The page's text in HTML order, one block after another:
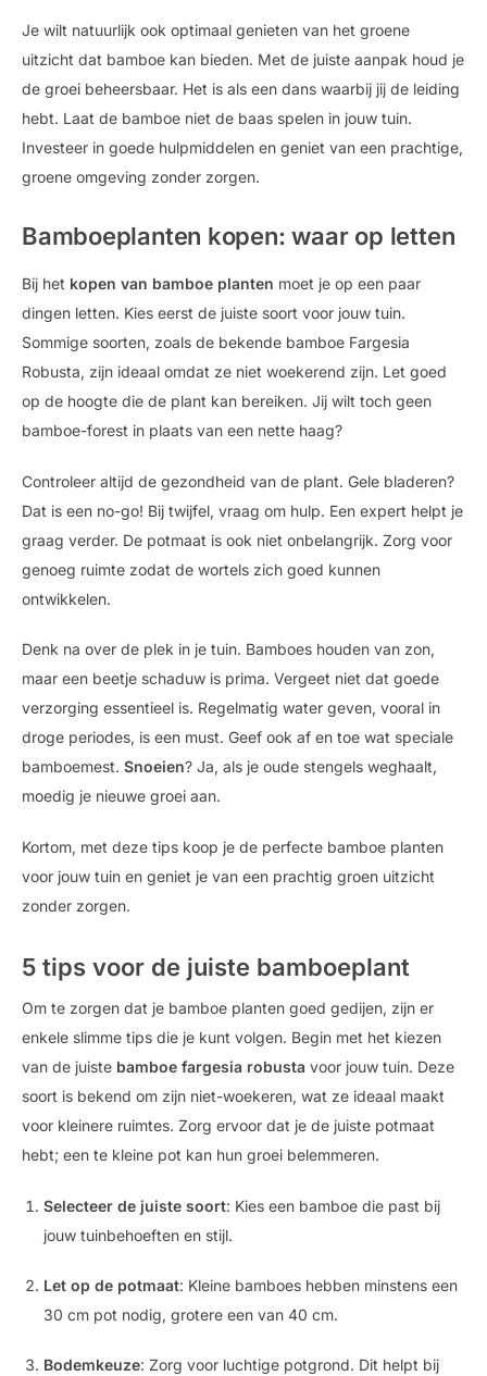
Je wilt natuurlijk ook optimaal genieten van het groene
uitzicht dat bamboe kan bieden. Met de juiste aanpak houd je
de groei beheersbaar. Het is als een dans waarbij jij de leiding
hebt. Laat de bamboe niet de baas spelen in jouw tuin.
Investeer in goede hulpmiddelen en geniet van een prachtige,
groene omgeving zonder zorgen.
Bamboeplanten kopen: waar op letten
Bij het kopen van bamboe planten moet je op een paar
dingen letten. Kies eerst de juiste soort voor jouw tuin.
Sommige soorten, zoals de bekende bamboe Fargesia
Robusta, zijn ideaal omdat ze niet woekerend zijn. Let goed
op de hoogte die de plant kan bereiken. Jij wilt toch geen
bamboe-forest in plaats van een nette haag?
Controleer altijd de gezondheid van de plant. Gele bladeren?
Dat is een no-go! Bij twijfel, vraag om hulp. Een expert helpt je
graag verder. De potmaat is ook niet onbelangrijk. Zorg voor
genoeg ruimte zodat de wortels zich goed kunnen
ontwikkelen.
Denk na over de plek in je tuin. Bamboes houden van zon,
maar een beetje schaduw is prima. Vergeet niet dat goede
verzorging essentieel is. Regelmatig water geven, vooral in
droge periodes, is een must. Geef ook af en toe wat speciale
bamboemest. Snoeien? Ja, als je oude stengels weghaalt,
moedig je nieuwe groei aan.
Kortom, met deze tips koop je de perfecte bamboe planten
voor jouw tuin en geniet je van een prachtig groen uitzicht
zonder zorgen.
5 tips voor de juiste bamboeplant
Om te zorgen dat je bamboe planten goed gedijen, zijn er
enkele slimme tips die je kunt volgen. Begin met het kiezen
van de juiste bamboe fargesia robusta voor jouw tuin. Deze
soort is bekend om zijn niet-woekeren, wat ze ideaal maakt
voor kleinere ruimtes. Zorg ervoor dat je de juiste potmaat
hebt; een te kleine pot kan hun groei belemmeren.
Selecteer de juiste soort: Kies een bamboe die past bij
jouw tuinbehoeften en stijl.
Let op de potmaat: Kleine bamboes hebben minstens een
30 cm pot nodig, grotere een van 40 cm.
Bodemkeuze: Zorg voor luchtige potgrond. Dit helpt bij